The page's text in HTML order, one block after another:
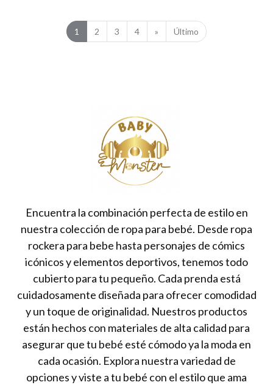
1 2 3 4 » Último
Encuentra la combinación perfecta de estilo en
nuestra colección de ropa para bebé. Desde ropa
rockera para bebe hasta personajes de cómics
icónicos y elementos deportivos, tenemos todo
cubierto para tu pequeño. Cada prenda está
cuidadosamente diseñada para ofrecer comodidad
y un toque de originalidad. Nuestros productos
están hechos con materiales de alta calidad para
asegurar que tu bebé esté cómodo ya la moda en
cada ocasión. Explora nuestra variedad de
opciones y viste a tu bebé con el estilo que ama